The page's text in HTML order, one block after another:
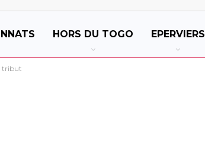
HORS DU TOGO EPERVIERS
tribut